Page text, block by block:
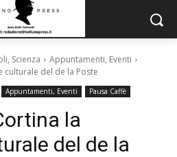
Scienza
Appuntamenti, Eventi
culturale del de la Poste
Appuntamenti, Eventi Pausa Caffè
la
del de la